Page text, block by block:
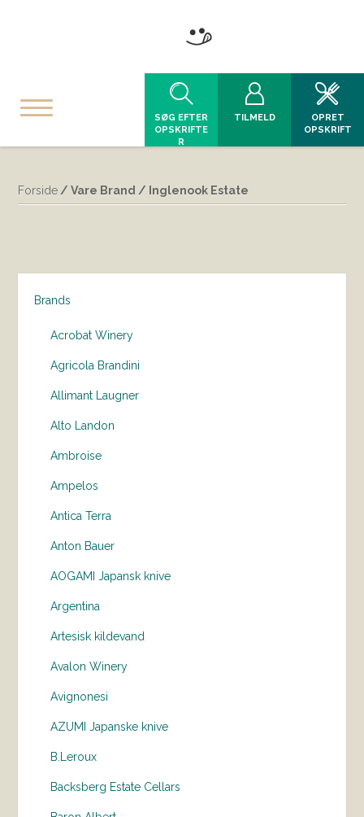
SØG EFTER
OPSKRIFTE
R
TILMELD
OPRET
OPSKRIFT
Forside / Vare Brand / Inglenook Estate
Brands
Acrobat Winery
Agricola Brandini
Allimant Laugner
Alto Landon
Ambroise
Ampelos
Antica Terra
Anton Bauer
AOGAMI Japansk knive
Argentina
Artesisk kildevand
Avalon Winery
Avignonesi
AZUMI Japanske knive
B.Leroux
Backsberg Estate Cellars